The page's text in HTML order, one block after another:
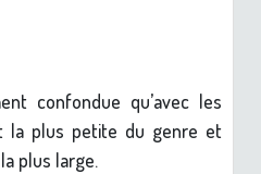
confondue qu’avec les
la plus petite du genre et
plus large.